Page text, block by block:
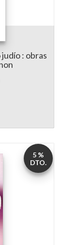
: obras
5 %
DTO.